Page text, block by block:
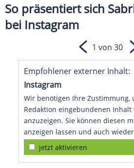
So präsentiert sich
bei Instagram
Empfohlener externer Inhalt:
Instagram
Wir benötigen Ihre Zustimmung,
Redaktion eingebundenen Inhalt
anzuzeigen. Sie können diesen
anzeigen lassen und auch
jetzt aktivieren
1 von 30